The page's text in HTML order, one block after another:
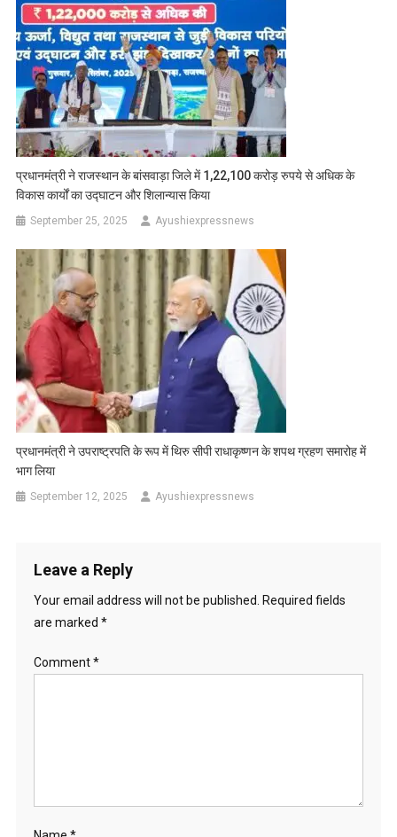
प्रधानमंत्री ने राजस्थान के बांसवाड़ा जिले में 1,22,100 करोड़ रुपये से अधिक के
विकास कार्यों का उद्घाटन और शिलान्यास किया
September 25, 2025 Ayushiexpressnews
प्रधानमंत्री ने उपराष्ट्रपति के रूप में थिरु सीपी राधाकृष्णन के शपथ ग्रहण समारोह में
भाग लिया
September 12, 2025 Ayushiexpressnews
Leave a Reply
Your email address will not be published. Required fields
are marked *
Comment*